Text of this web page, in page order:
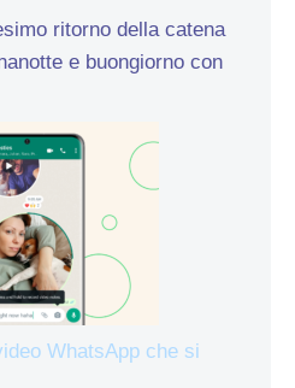
ritorno della catena
e buongiorno con
WhatsApp che si